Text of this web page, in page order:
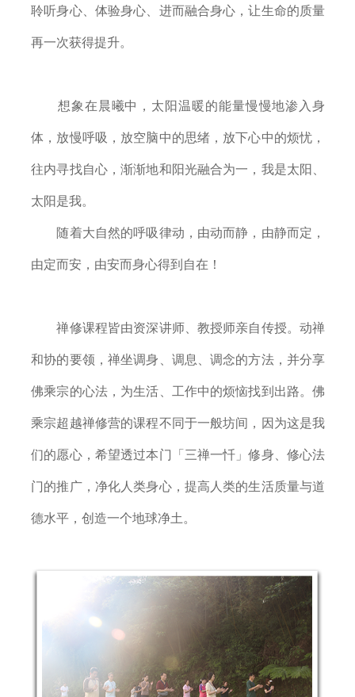
聆听身心、体验身心、进而融合身心，让生命的质量
再一次获得提升。
想象在晨曦中，太阳温暖的能量慢慢地渗入身
体，放慢呼吸，放空脑中的思绪，放下心中的烦忧，
往内寻找自心，渐渐地和阳光融合为一，我是太阳、
太阳是我。
随着大自然的呼吸律动，由动而静，由静而定，
由定而安，由安而身心得到自在！
禅修课程皆由资深讲师、教授师亲自传授。动禅
和协的要领，禅坐调身、调息、调念的方法，并分享
佛乘宗的心法，为生活、工作中的烦恼找到出路。佛
乘宗超越禅修营的课程不同于一般坊间，因为这是我
们的愿心，希望透过本门「三禅一忏」修身、修心法
门的推广，净化人类身心，提高人类的生活质量与道
德水平，创造一个地球净土。